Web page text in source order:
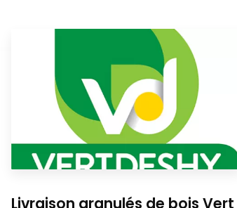
Livraison granulés de bois Vert